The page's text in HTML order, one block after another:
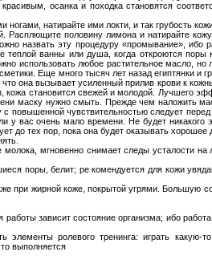
осанка и походка становятся
натирайте ими локти, и так грубость
половину лимона и натирайте
назвать эту процедуру «промывание», ибо
ванны или душа, когда откроются
использовать любое растительное масло,
Еще много тысяч лет назад египтянки и
она вызывает усиленный прилив крови к
становится свежей и молодой. Лучшего
маску нужно смыть. Прежде чем наложить
повышенной чувствительностью следует
у вас очень мало времени. Не будет
до тех пор, пока она будет оказывать
мгновенно снимает следы усталости
поры, белит; ре комендуется для кожи
при жирной коже, покрытой угрями. Большую
зависит состояние организма; ибо
ролевого тренинга: играть какую-
выполняется